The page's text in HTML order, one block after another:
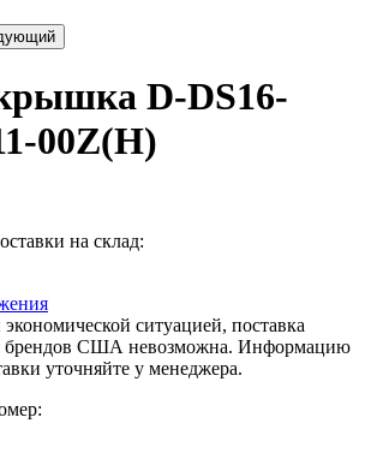
D-DS16-
00Z(H)
на склад:
ситуацией, поставка
брендов США невозможна. Информацию
уточняйте у менеджера.